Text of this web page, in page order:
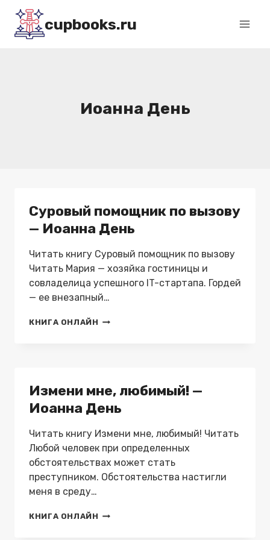
Перейти
содержимому
cupbooks.ru
Иоанна День
Суровый помощник по вызову
— Иоанна День
Читать книгу Суровый помощник по вызову
Читать Мария — хозяйка гостиницы и
совладелица успешного IT-стартапа. Гордей
— ее внезапный…
КНИГА ОНЛАЙН СУРОВЫЙ
ДЕНЬ
Измени мне, любимый! —
Иоанна День
Читать книгу Измени мне, любимый! Читать
Любой человек при определенных
обстоятельствах может стать
преступником. Обстоятельства настигли
меня в среду…
КНИГА ОНЛАЙН ИЗМЕНИ